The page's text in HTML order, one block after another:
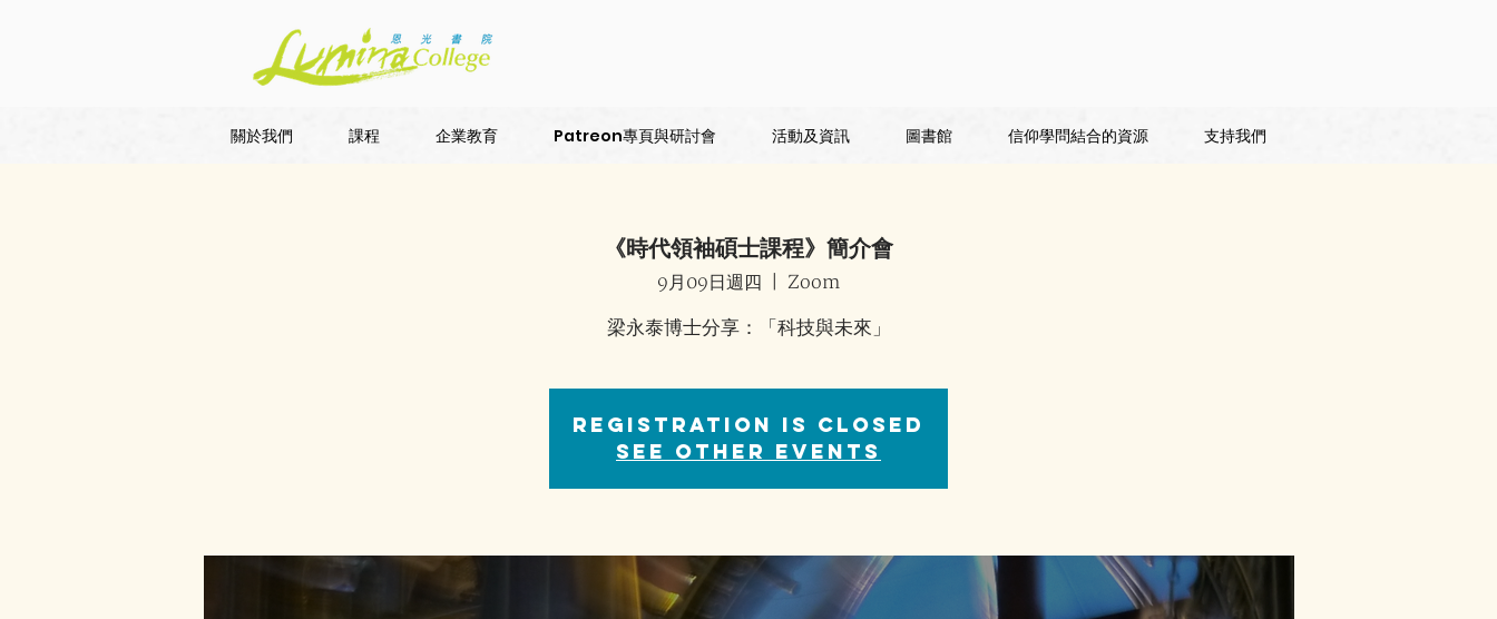
關於我們 課程 企業教育 Patreon專頁與研討會 活動及資訊 圖書館 信仰學問結合的資源 支持我們
《時代領袖碩士課程》簡介會
9月09日週四 Zoom
梁永泰博士分享：「科技與未來」
Registration is Closed
See other events